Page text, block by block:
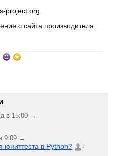
project.org
с сайта производителя.
в 15:00 →
9:09 →
юниттеста в Python? 2